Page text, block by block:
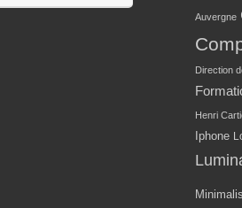
Auvergne
Direction
Henri
Iphone